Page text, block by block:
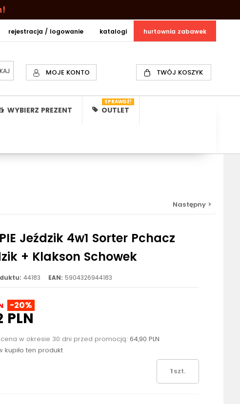
hurtownia zabawek
katalogi
rejestracja / logowanie
MOJE KONTO TWÓJ KOSZYK
WYBIERZ PREZENT OUTLET
SPRAWDŹ!
Następny >
Jeździk 4w1 Sorter Pchacz
+ Klakson Schowek
44183 EAN: 5904326944183
-20%
PLN
cena w okresie 30 dni przed promocją: 64,90 PLN
kupiło ten produkt
szt.